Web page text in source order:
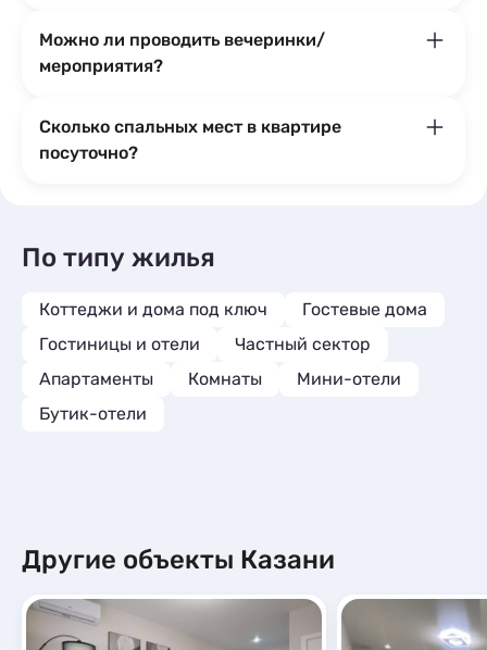
Можно ли проводить вечеринки/
мероприятия?
Сколько спальных мест в квартире
посуточно?
По типу жилья
Коттеджи и дома под ключ
Гостевые дома
Гостиницы и отели
Частный сектор
Апартаменты
Комнаты
Мини-отели
Бутик-отели
Другие объекты Казани